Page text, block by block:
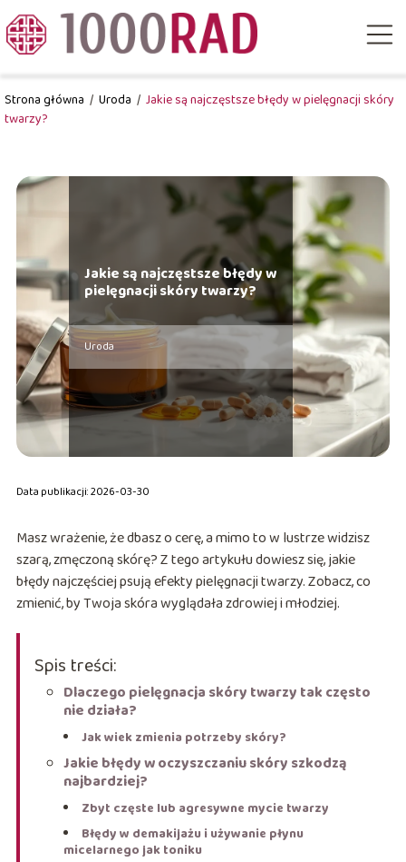
Strona główna / Uroda / Jakie są najczęstsze błędy w pielęgnacji skóry
twarzy?
Jakie są najczęstsze błędy w
pielęgnacji skóry twarzy?
Uroda
Data publikacji: 2026-03-30
Masz wrażenie, że dbasz o cerę, a mimo to w lustrze widzisz
szarą, zmęczoną skórę? Z tego artykułu dowiesz się, jakie
błędy najczęściej psują efekty pielęgnacji twarzy. Zobacz, co
zmienić, by Twoja skóra wyglądała zdrowiej i młodziej.
Spis treści:
Dlaczego pielęgnacja skóry twarzy tak często
nie działa?
Jak wiek zmienia potrzeby skóry?
Jakie błędy w oczyszczaniu skóry szkodzą
najbardziej?
Zbyt częste lub agresywne mycie twarzy
Błędy w demakijażu i używanie płynu
micelarnego jak toniku